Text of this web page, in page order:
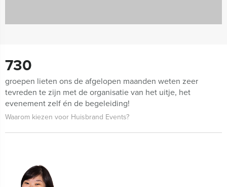
730
groepen lieten ons de afgelopen maanden weten zeer
tevreden te zijn met de organisatie van het uitje, het
evenement zelf én de begeleiding!
Waarom kiezen voor Huisbrand Events?